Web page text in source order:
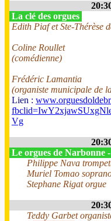
La clé des orgues
Edith Piaf et Ste-Thérèse
Coline Roullet
(comédienne)
Frédéric Lamantia
(organiste municipale de
Lien :
Vg
Le orgues de Narbonne
Philippe Nava
Muriel Tomao
Stephane Rigat orgue
Teddy Garbet